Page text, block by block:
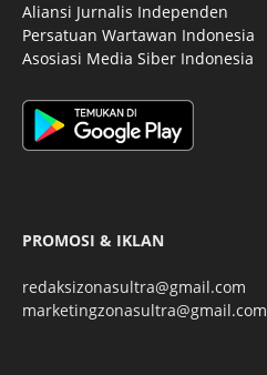
Aliansi Jurnalis Independen
Persatuan Wartawan Indonesia
Asosiasi Media Siber Indonesia
PROMOSI & IKLAN
redaksizonasultra@gmail.com
marketingzonasultra@gmail.com